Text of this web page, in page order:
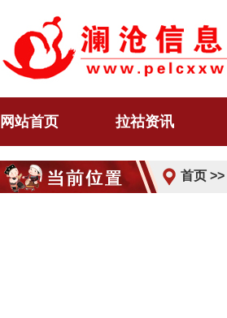
网站首页 拉祜资讯
首页 >>